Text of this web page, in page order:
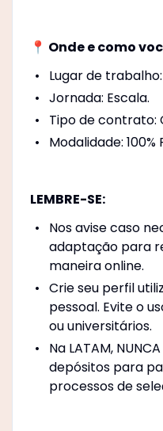
📍 Onde e como
Lugar de trabalho:
Jornada: Escala.
Tipo de contrato:
Modalidade: 100%
LEMBRE-SE:
Nos avise caso
adaptação para
maneira online.
Crie seu perfil
pessoal. Evite o
ou universitários.
Na LATAM,
depósitos para
processos de